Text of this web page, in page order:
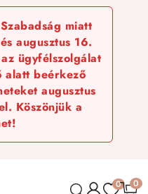
miatt
augusztus 16.
ügyfélszolgálat
alatt beérkező
augusztus
Köszönjük a
0 0